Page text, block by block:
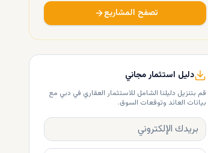
تصفح المشاريع
دليل استثمار مجاني
قم بتنزيل دليلنا الشامل للاستثمار العقاري في دبي مع
بيانات العائد وتوقعات السوق.